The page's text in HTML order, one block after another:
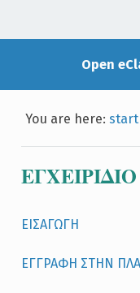
Open
You are here:start
ΕΙΣΑΓΩΓΗ
ΕΓΓΡΑΦΗ ΣΤΗΝ